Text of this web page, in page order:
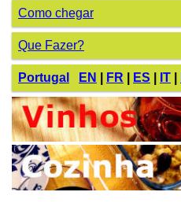
Como chegar
Que Fazer?
Portugal EN FR ES IT